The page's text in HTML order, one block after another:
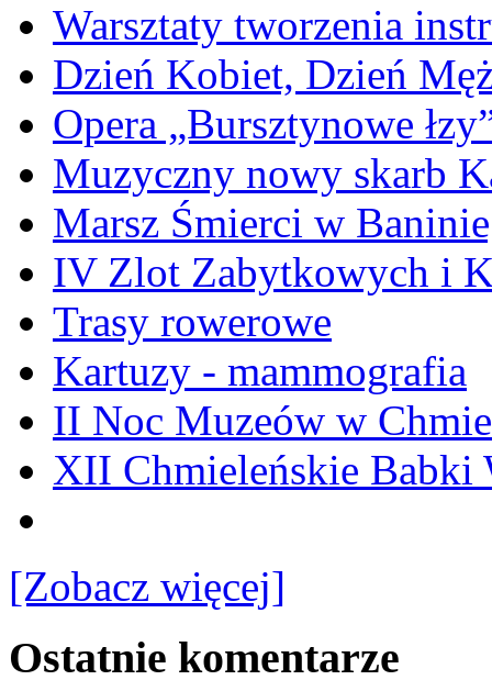
Warsztaty tworzenia
Dzień Kobiet, Dzień
Opera „Bursztynowe
Muzyczny nowy skarb
Marsz Śmierci w
IV Zlot Zabytkowych i
Trasy rowerowe
Kartuzy - mammografia
II Noc Muzeów w
XII Chmieleńskie Babki
[Zobacz więcej]
Ostatnie komentarze